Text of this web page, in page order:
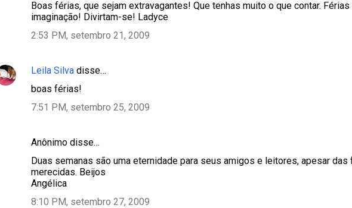
Boas férias, que sejam extravagantes! Que tenhas muito o que contar.
imaginação! Divirtam-se! Ladyce
2:53 PM, setembro 21, 2009
Leila Silva disse…
boas férias!
7:51 PM, setembro 25, 2009
Anônimo disse…
Duas semanas são uma eternidade para seus amigos e leitores, apesar
merecidas. Beijos
Angélica
8:10 PM, setembro 27, 2009